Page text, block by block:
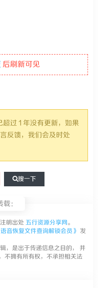
后刷新可见
过 1 年没有更新，如果
反馈，我们会及时处
搜一下
：
明出处 五行资源分享网。
音恢复文件查询解锁会员》 发
，是出于传递信息之目的， 并
不拥有所有权，不承担相关法